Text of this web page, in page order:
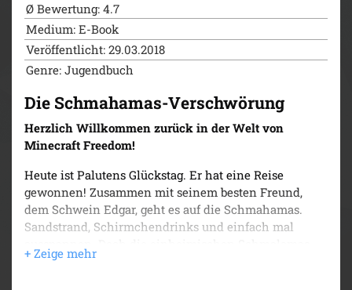
Ø Bewertung: 4.7
Medium: E-Book
Veröffentlicht: 29.03.2018
Genre: Jugendbuch
Die Schmahamas-Verschwörung
Herzlich Willkommen zurück in der Welt von
Minecraft Freedom!
Heute ist Palutens Glückstag. Er hat eine Reise
gewonnen! Zusammen mit seinem besten Freund,
dem Schwein Edgar, geht es auf die Schmahamas.
Sandstrand, Schirmchendrinks und einfach mal
machen den beiden einen Strich durch die Rechnung,